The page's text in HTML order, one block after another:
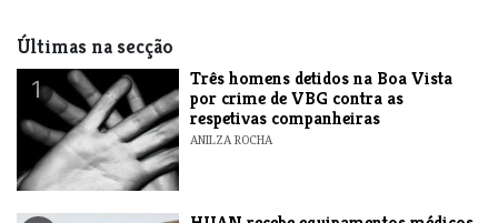
Últimas na secção
1
Três homens detidos na Boa Vista
por crime de VBG contra as
respetivas companheiras
ANILZA ROCHA